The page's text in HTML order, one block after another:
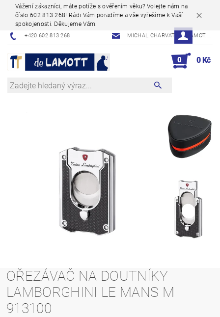
Vážení zákazníci, máte potíže s ověřením věku? Volejte nám na
číslo 602 813 268! Rádi Vám poradíme a vše vyřešíme k Vaší
spokojenosti. Děkujeme Vám.
+420 602 813 268 MICHAL.CHARVAT@DELAMOT.CZ
0 0 Kč
OŘEZÁVAČ NA DOUTNÍKY
LAMBORGHINI LE MANS M
913100